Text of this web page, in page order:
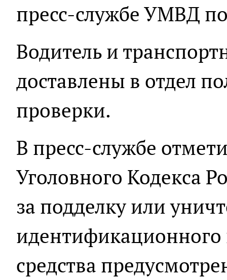
пресс-службе УМВД
Водитель и
доставлены в отдел
проверки.
В пресс-службе
Уголовного Кодекса
за подделку или
идентификационного
средства